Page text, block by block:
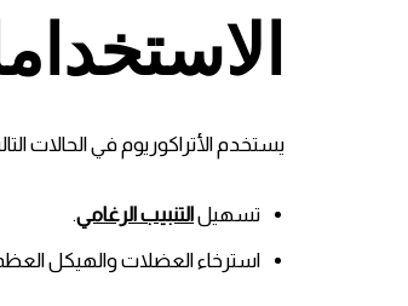
يستخدم الأتراكوريوم في الحالات
تسهيلالتنبيب الرغامي.
استرخاء العضلات والهيكل العظمي